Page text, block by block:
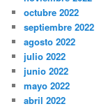
octubre 2022
septiembre 2022
agosto 2022
julio 2022
junio 2022
mayo 2022
abril 2022